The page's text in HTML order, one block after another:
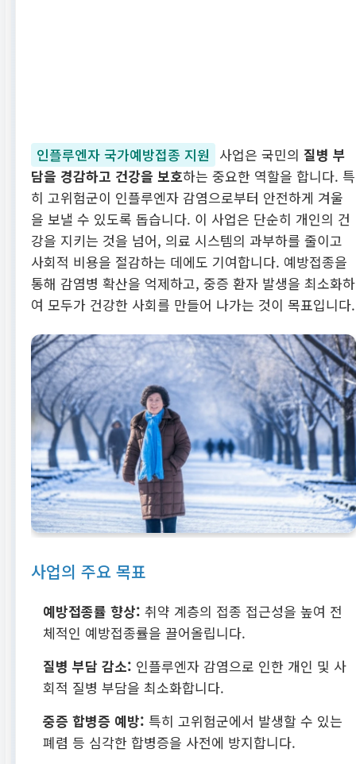
인플루엔자 국가예방접종 지원 사업은 국민의 질병 부
담을 경감하고 건강을 보호하는 중요한 역할을 합니다. 특
히 고위험군이 인플루엔자 감염으로부터 안전하게 겨울
을 보낼 수 있도록 돕습니다. 이 사업은 단순히 개인의 건
강을 지키는 것을 넘어, 의료 시스템의 과부하를 줄이고
사회적 비용을 절감하는 데에도 기여합니다. 예방접종을
통해 감염병 확산을 억제하고, 중증 환자 발생을 최소화하
여 모두가 건강한 사회를 만들어 나가는 것이 목표입니다.
사업의 주요 목표
예방접종률 향상: 취약 계층의 접종 접근성을 높여 전
체적인 예방접종률을 끌어올립니다.
질병 부담 감소: 인플루엔자 감염으로 인한 개인 및 사
회적 질병 부담을 최소화합니다.
중증 합병증 예방: 특히 고위험군에서 발생할 수 있는
폐렴 등 심각한 합병증을 사전에 방지합니다.